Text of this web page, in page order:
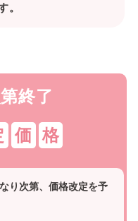
。
終了
価 格
り次第、価格改定を予